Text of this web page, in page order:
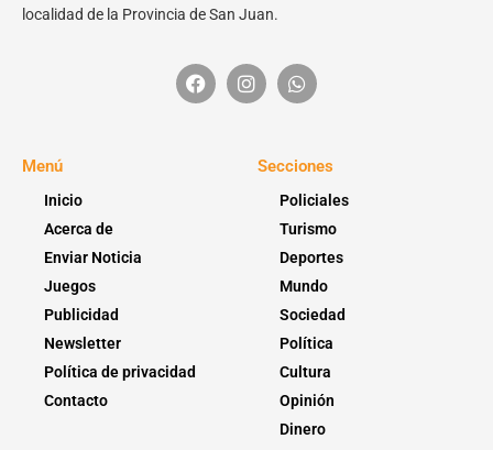
localidad de la Provincia de San Juan.
Menú
Inicio
Acerca de
Enviar Noticia
Juegos
Publicidad
Newsletter
Política de privacidad
Contacto
Secciones
Policiales
Turismo
Deportes
Mundo
Sociedad
Política
Cultura
Opinión
Dinero